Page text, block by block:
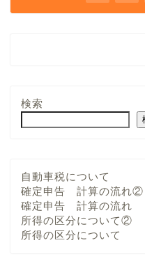
検索
自動車税について
確定申告 計算の流れ②
確定申告 計算の流れ
所得の区分について②
所得の区分について